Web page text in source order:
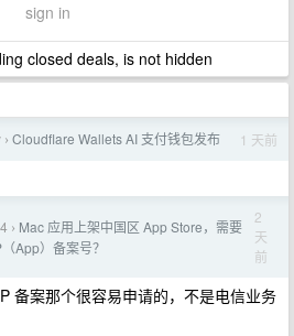
sign in
closed deals, is not hidden
› Cloudflare Wallets AI 支付钱包发布 1 天前
› Mac 应用上架中国区 App Store，需要
App）备案号？
2
天
前
备案那个很容易申请的，不是电信业务